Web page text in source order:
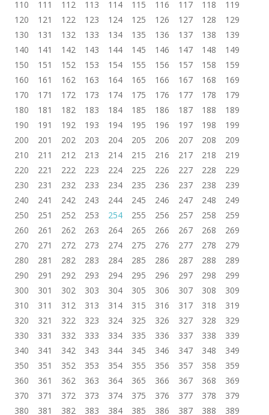
110
111 112 113 114 115 116 117 118
119
120
121 122 123 124 125 126 127 128
129
130
131 132 133 134 135 136 137 138
139
140
141 142 143 144 145 146 147 148
149
150
151 152 153 154 155 156 157 158
159
160
161 162 163 164 165 166 167 168
169
170
171 172 173 174 175 176 177 178
179
180
181 182 183 184 185 186 187 188
189
190
191 192 193 194 195 196 197 198
199
200
201 202 203 204 205 206 207 208
209
210
211 212 213 214 215 216 217 218
219
220
221 222 223 224 225 226 227 228
229
230
231 232 233 234 235 236 237 238
239
240
241 242 243 244 245 246 247 248
249
250
251 252 253 254 255 256 257 258
259
260
261 262 263 264 265 266 267 268
269
270
271 272 273 274 275 276 277 278
279
280
281 282 283 284 285 286 287 288
289
290
291 292 293 294 295 296 297 298
299
300
301 302 303 304 305 306 307 308
309
310
311 312 313 314 315 316 317 318
319
320
321 322 323 324 325 326 327 328
329
330
331 332 333 334 335 336 337 338
339
340
341 342 343 344 345 346 347 348
349
350
351 352 353 354 355 356 357 358
359
360
361 362 363 364 365 366 367 368
369
370
371 372 373 374 375 376 377 378
379
380
381 382 383 384 385 386 387 388 389